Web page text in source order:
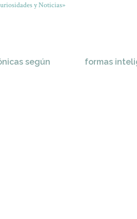
y Noticias»
según
formas